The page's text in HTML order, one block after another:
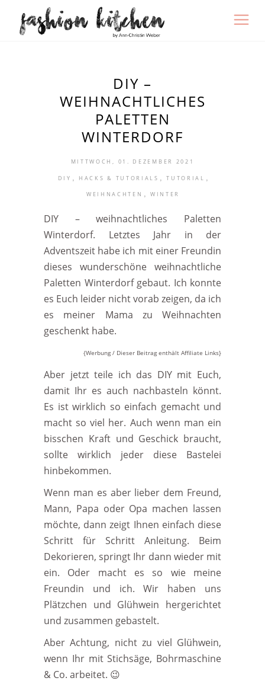
DIY –
WEIHNACHTLICHES
PALETTEN
WINTERDORF
MITTWOCH, 01. DEZEMBER 2021
DIY , HACKS & TUTORIALS , TUTORIAL ,
WEIHNACHTEN , WINTER
DIY – weihnachtliches Paletten
Winterdorf. Letztes Jahr in der
Adventszeit habe ich mit einer Freundin
dieses wunderschöne weihnachtliche
Paletten Winterdorf gebaut. Ich konnte
es Euch leider nicht vorab zeigen, da ich
es meiner Mama zu Weihnachten
geschenkt habe.
{Werbung / Dieser Beitrag enthält Affiliate Links}
Aber jetzt teile ich das DIY mit Euch,
damit Ihr es auch nachbasteln könnt.
Es ist wirklich so einfach gemacht und
macht so viel her. Auch wenn man ein
bisschen Kraft und Geschick braucht,
sollte wirklich jeder diese Bastelei
hinbekommen.
Wenn man es aber lieber dem Freund,
Mann, Papa oder Opa machen lassen
möchte, dann zeigt Ihnen einfach diese
Schritt für Schritt Anleitung. Beim
Dekorieren, springt Ihr dann wieder mit
ein. Oder macht es so wie meine
Freundin und ich. Wir haben uns
Plätzchen und Glühwein hergerichtet
und zusammen gebastelt.
Aber Achtung, nicht zu viel Glühwein,
wenn Ihr mit Stichsäge, Bohrmaschine
& Co. arbeitet. 😉